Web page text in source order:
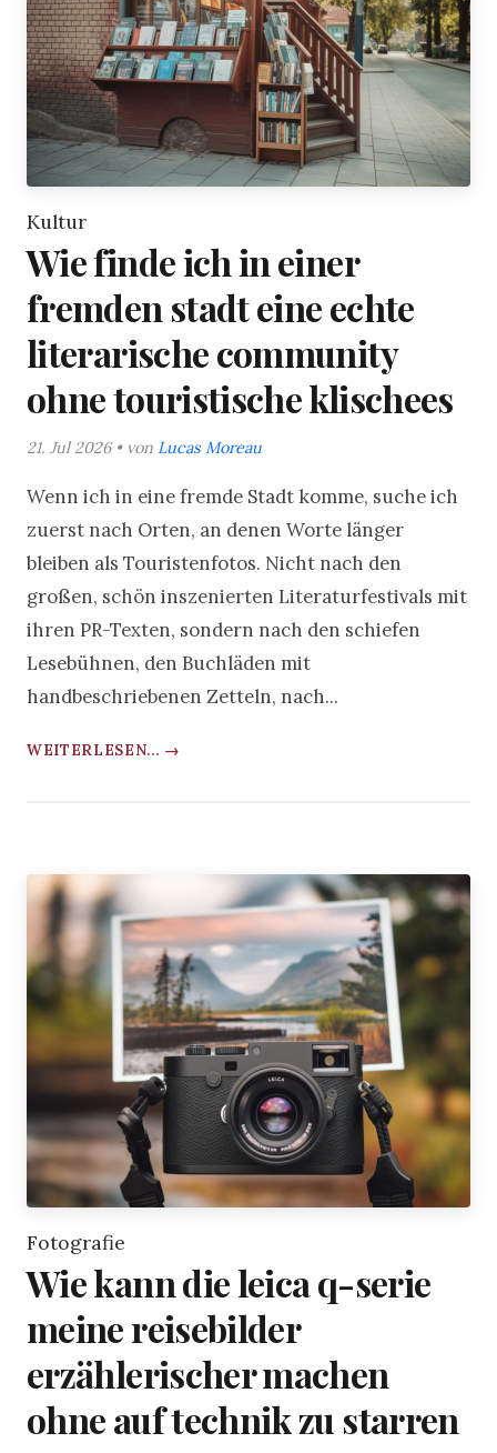
Kultur
Wie finde ich in einer
fremden stadt eine echte
literarische community
ohne touristische klischees
21. Jul 2026 • von Lucas Moreau
Wenn ich in eine fremde Stadt komme, suche ich
zuerst nach Orten, an denen Worte länger
bleiben als Touristenfotos. Nicht nach den
großen, schön inszenierten Literaturfestivals mit
ihren PR-Texten, sondern nach den schiefen
Lesebühnen, den Buchläden mit
handbeschriebenen Zetteln, nach...
WEITERLESEN... →
Fotografie
Wie kann die leica q-serie
meine reisebilder
erzählerischer machen
ohne auf technik zu starren